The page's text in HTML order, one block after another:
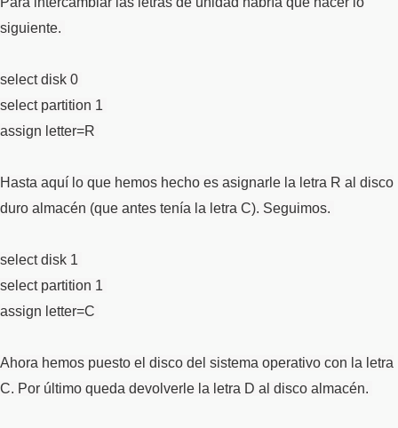
siguiente.
select disk 0
select partition 1
assign letter=R
Hasta aquí lo que hemos hecho es asignarle la letra R al disco
duro almacén (que antes tenía la letra C). Seguimos.
select disk 1
select partition 1
assign letter=C
Ahora hemos puesto el disco del sistema operativo con la letra
C. Por último queda devolverle la letra D al disco almacén.